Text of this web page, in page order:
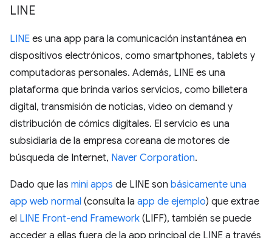
LINE
LINE es una app para la comunicación instantánea en
dispositivos electrónicos, como smartphones, tablets y
computadoras personales. Además, LINE es una
plataforma que brinda varios servicios, como billetera
digital, transmisión de noticias, video on demand y
distribución de cómics digitales. El servicio es una
subsidiaria de la empresa coreana de motores de
búsqueda de Internet, Naver Corporation.
Dado que las mini apps de LINE son básicamente una
app web normal (consulta la app de ejemplo) que extrae
el LINE Front-end Framework (LIFF), también se puede
acceder a ellas fuera de la app principal de LINE a través